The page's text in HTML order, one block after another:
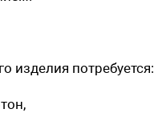
изделия потребуется: